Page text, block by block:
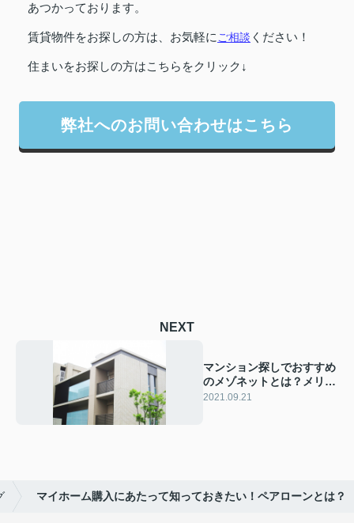
あつかっております。
賃貸物件をお探しの方は、お気軽に ご相談 ください！
住まいをお探しの方はこちらをクリック↓
弊社へのお問い合わせはこちら
NEXT
マンション探しでおすすめ
のメゾネットとは？メリッ
トや注意点を解説！
2021.09.21
マイホーム購入にあたって知っておきたい！ペアローンとは？